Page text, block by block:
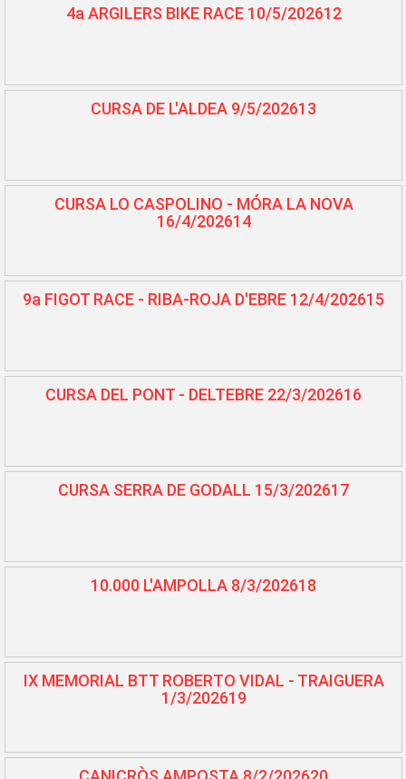
4a ARGILERS BIKE RACE 10/5/202612
CURSA DE L'ALDEA 9/5/202613
CURSA LO CASPOLINO - MÓRA LA NOVA
16/4/202614
9a FIGOT RACE - RIBA-ROJA D'EBRE 12/4/202615
CURSA DEL PONT - DELTEBRE 22/3/202616
CURSA SERRA DE GODALL 15/3/202617
10.000 L'AMPOLLA 8/3/202618
IX MEMORIAL BTT ROBERTO VIDAL - TRAIGUERA
1/3/202619